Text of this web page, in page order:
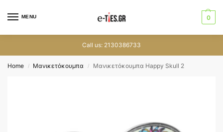
MENU 0
Call us: 2130386733
Home / Μανικετόκουμπα / Μανικετόκουμπα Happy Skull 2